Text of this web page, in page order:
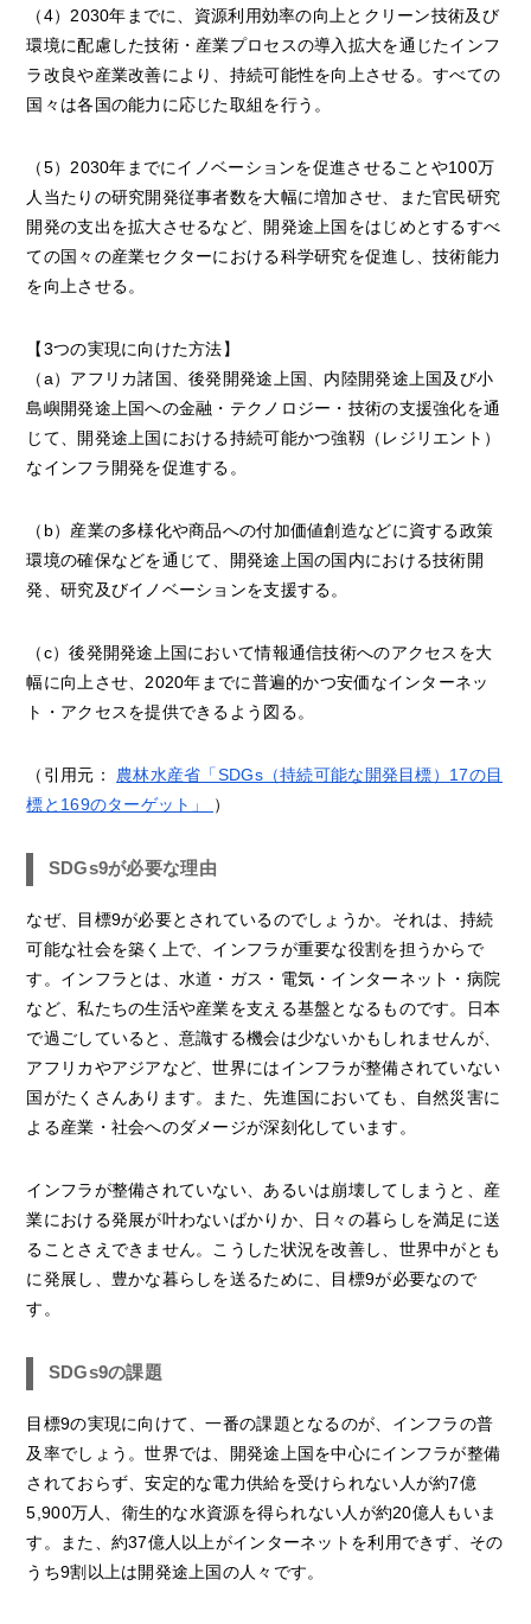
（4）2030年までに、資源利用効率の向上とクリーン技術及び
環境に配慮した技術・産業プロセスの導入拡大を通じたインフ
ラ改良や産業改善により、持続可能性を向上させる。すべての
国々は各国の能力に応じた取組を行う。
（5）2030年までにイノベーションを促進させることや100万
人当たりの研究開発従事者数を大幅に増加させ、また官民研究
開発の支出を拡大させるなど、開発途上国をはじめとするすべ
ての国々の産業セクターにおける科学研究を促進し、技術能力
を向上させる。
【3つの実現に向けた方法】
（a）アフリカ諸国、後発開発途上国、内陸開発途上国及び小
島嶼開発途上国への金融・テクノロジー・技術の支援強化を通
じて、開発途上国における持続可能かつ強靱（レジリエント）
なインフラ開発を促進する。
（b）産業の多様化や商品への付加価値創造などに資する政策
環境の確保などを通じて、開発途上国の国内における技術開
発、研究及びイノベーションを支援する。
（c）後発開発途上国において情報通信技術へのアクセスを大
幅に向上させ、2020年までに普遍的かつ安価なインターネッ
ト・アクセスを提供できるよう図る。
（引用元： 農林水産省「SDGs（持続可能な開発目標）17の目
標と169のターゲット」
）
SDGs9が必要な理由
なぜ、目標9が必要とされているのでしょうか。それは、持続
可能な社会を築く上で、インフラが重要な役割を担うからで
す。インフラとは、水道・ガス・電気・インターネット・病院
など、私たちの生活や産業を支える基盤となるものです。日本
で過ごしていると、意識する機会は少ないかもしれませんが、
アフリカやアジアなど、世界にはインフラが整備されていない
国がたくさんあります。また、先進国においても、自然災害に
よる産業・社会へのダメージが深刻化しています。
インフラが整備されていない、あるいは崩壊してしまうと、産
業における発展が叶わないばかりか、日々の暮らしを満足に送
ることさえできません。こうした状況を改善し、世界中がとも
に発展し、豊かな暮らしを送るために、目標9が必要なので
す。
SDGs9の課題
目標9の実現に向けて、一番の課題となるのが、インフラの普
及率でしょう。世界では、開発途上国を中心にインフラが整備
されておらず、安定的な電力供給を受けられない人が約7億
5,900万人、衛生的な水資源を得られない人が約20億人もいま
す。また、約37億人以上がインターネットを利用できず、その
うち9割以上は開発途上国の人々です。